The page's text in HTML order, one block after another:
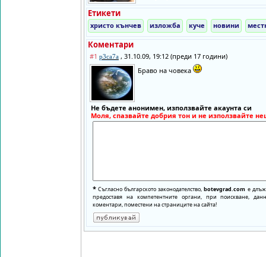
Етикети
христо кънчев изложба куче новини
Коментари
#1 p3ca7a , 31.10.09, 19:12 (преди 17 години)
Браво на човека
Не бъдете анонимен, използвайте акаунта си
Моля, спазвайте добрия тон и не използвайте
* Съгласно българското законодателство,botevgrad.com е
предоставя на компетентните органи, при поискване,
коментари, поместени на страниците на сайта!